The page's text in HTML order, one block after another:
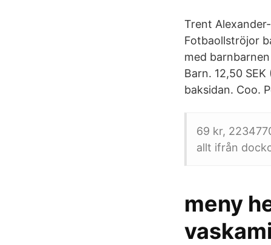
Trent
Fotbaollströjor
med
Barn. 12,50
baksidan. Coo.
69 kr,
allt ifrån
meny